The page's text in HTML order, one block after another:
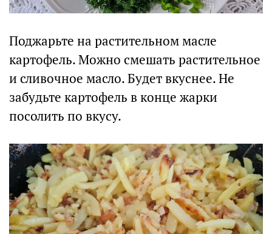
Поджарьте на растительном масле
картофель. Можно смешать растительное
и сливочное масло. Будет вкуснее. Не
забудьте картофель в конце жарки
посолить по вкусу.